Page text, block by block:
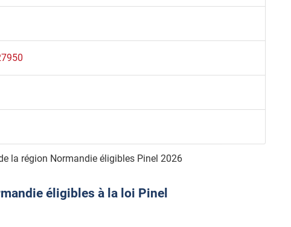
la région Normandie éligibles Pinel 2026
éligibles à la loi Pinel